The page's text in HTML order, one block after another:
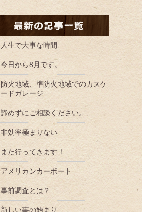
人生で大事な時間
今日から8月です。
防火地域、準防火地域でのカスケ
ードガレージ
諦めずにご相談ください。
非効率極まりない
また行ってきます！
アメリカンカーポート
事前調査とは？
新しい事の始まり